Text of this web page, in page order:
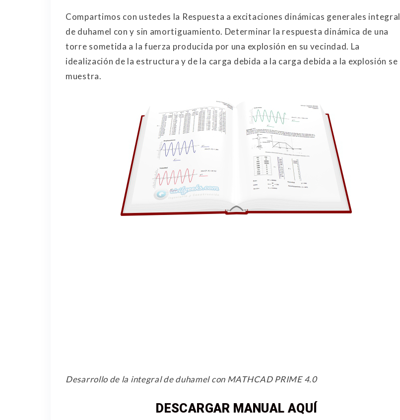
Compartimos con ustedes la Respuesta a excitaciones dinámicas generales integral
de duhamel con y sin amortiguamiento. Determinar la respuesta dinámica de una
torre sometida a la fuerza producida por una explosión en su vecindad. La
idealización de la estructura y de la carga debida a la carga debida a la explosión se
muestra.
Desarrollo de la integral de duhamel con MATHCAD PRIME 4.0
DESCARGAR MANUAL AQUÍ